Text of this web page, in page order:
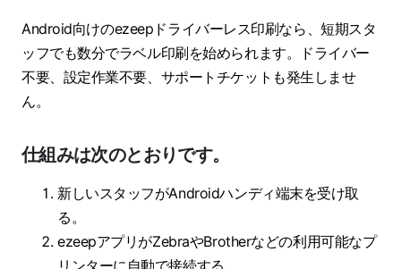
Android向けのezeepドライバーレス印刷なら、短期スタ
ッフでも数分でラベル印刷を始められます。ドライバー
不要、設定作業不要、サポートチケットも発生しませ
ん。
仕組みは次のとおりです。
新しいスタッフがAndroidハンディ端末を受け取
る。
ezeepアプリがZebraやBrotherなどの利用可能なプ